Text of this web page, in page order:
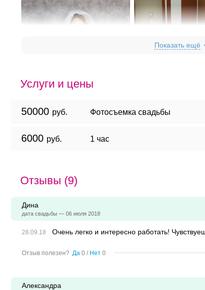
Услуги и цены
Фотосъемка свадьбы
50000 руб.
1 час
6000 руб.
Отзывы (9)
Дина
дата свадьбы — 06 июля 2018
Очень легко и интересно работать!
Отзыв полезен? Да 0 / Нет 0
Александра